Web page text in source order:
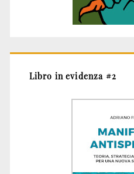
Libro in evidenza #2